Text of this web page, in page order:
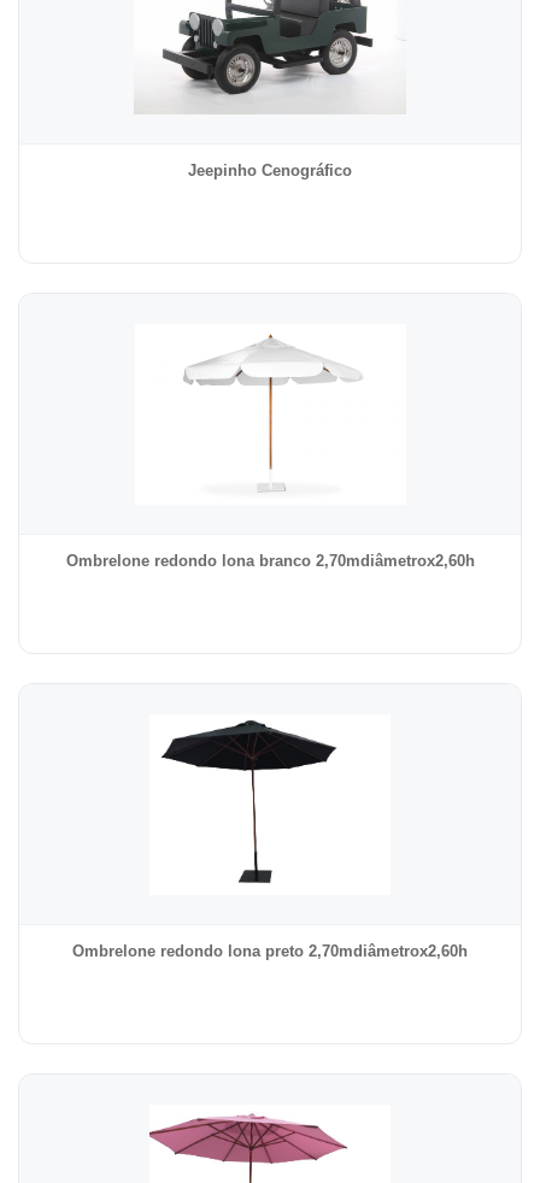
Jeepinho Cenográfico
Ombrelone redondo lona branco 2,70mdiâmetrox2,60h
Ombrelone redondo lona preto 2,70mdiâmetrox2,60h